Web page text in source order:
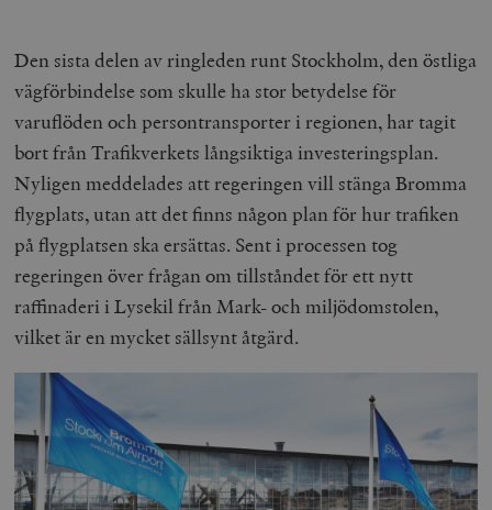
Den sista delen av ringleden runt Stockholm, den östliga
vägförbindelse som skulle ha stor betydelse för
varuflöden och persontransporter i regionen, har tagit
bort från Trafikverkets långsiktiga investeringsplan.
Nyligen meddelades att regeringen vill stänga Bromma
flygplats, utan att det finns någon plan för hur trafiken
på flygplatsen ska ersättas. Sent i processen tog
regeringen över frågan om tillståndet för ett nytt
raffinaderi i Lysekil från Mark- och miljödomstolen,
vilket är en mycket sällsynt åtgärd.